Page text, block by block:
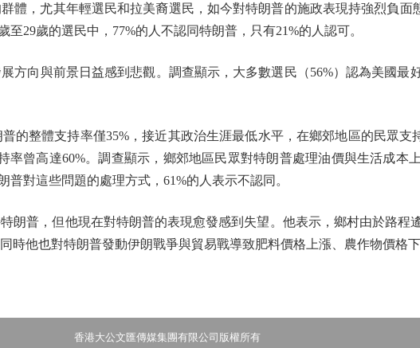
，尤其年輕選民和拉美裔選民，如今對特朗普的施政表現持強烈負面
至29歲的選民中，77%的人不認同特朗普，只有21%的人認可。
向與前景日益感到悲觀。調查顯示，大多數選民（56%）認為美國最
整體支持率僅35%，接近其政治生涯最低水平，在鄉郊地區的民眾支
率曾高達60%。調查顯示，鄉郊地區民眾對特朗普處理油價與生活成本
對這些問題的處理方式，61%的人表示不認同。
普，但他現在對特朗普的表現愈發感到失望。他表示，鄉村由於路程
時他也對特朗普發動伊朗戰爭與貿易戰導致肥料價格上漲、農作物價格下
香港大公文匯傳媒集團有限公司版權所有